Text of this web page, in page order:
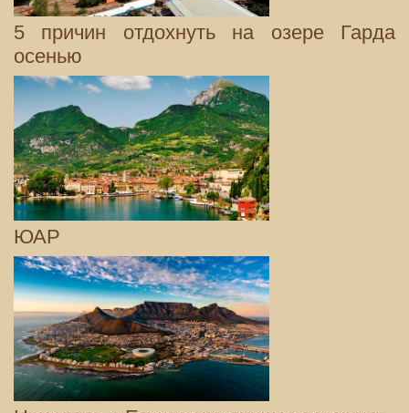
5 причин отдохнуть на озере Гарда
осенью
ЮАР